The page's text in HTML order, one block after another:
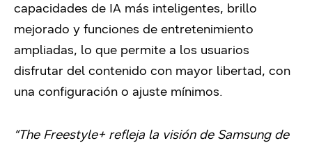
capacidades de IA más inteligentes, brillo
mejorado y funciones de entretenimiento
ampliadas, lo que permite a los usuarios
disfrutar del contenido con mayor libertad, con
una configuración o ajuste mínimos.
“The Freestyle+ refleja la visión de Samsung de